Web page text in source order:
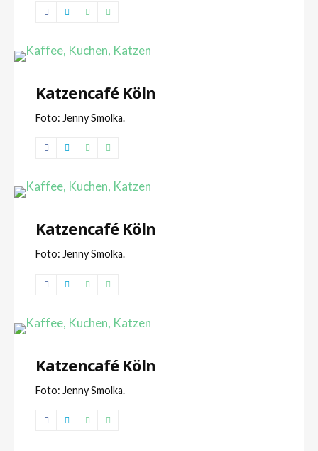
Katzencafé Köln
Foto: Jenny Smolka.
Katzencafé Köln
Foto: Jenny Smolka.
Katzencafé Köln
Foto: Jenny Smolka.